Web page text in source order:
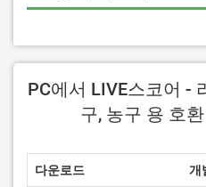
PC에서 LIVE스코어 -
구, 농구 용 호
다운로드 개